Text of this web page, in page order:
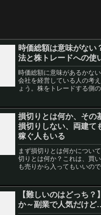
時価総額は意味がない
法と株トレードへの使
時価総額に意味があるかない
会社を経営している人の考
ょう。株をトレードする側
いというものではなく、目的
価総額が大きいところを対...
損切りとは何か、その
損切りしない、両建て
稼ぐ人もいる
まず損切りとは何かについ
切りとは何か？これは、買
も売りから入ってもいいの
ことです。たとえば、100
株が、90万円に下がっ...
【難しいのはどっち？
か～副業で人気だけど